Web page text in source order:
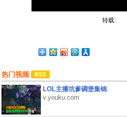
转载:
热门视频
LOL主播坑爹碉堡集锦
v.youku.com